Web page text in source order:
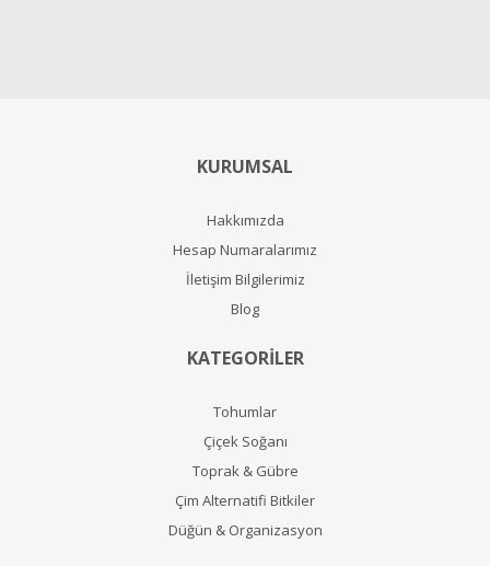
KURUMSAL
Hakkımızda
Hesap Numaralarımız
İletişim Bilgilerimiz
Blog
KATEGORİLER
Tohumlar
Çiçek Soğanı
Toprak & Gübre
Çim Alternatifi Bitkiler
Düğün & Organizasyon